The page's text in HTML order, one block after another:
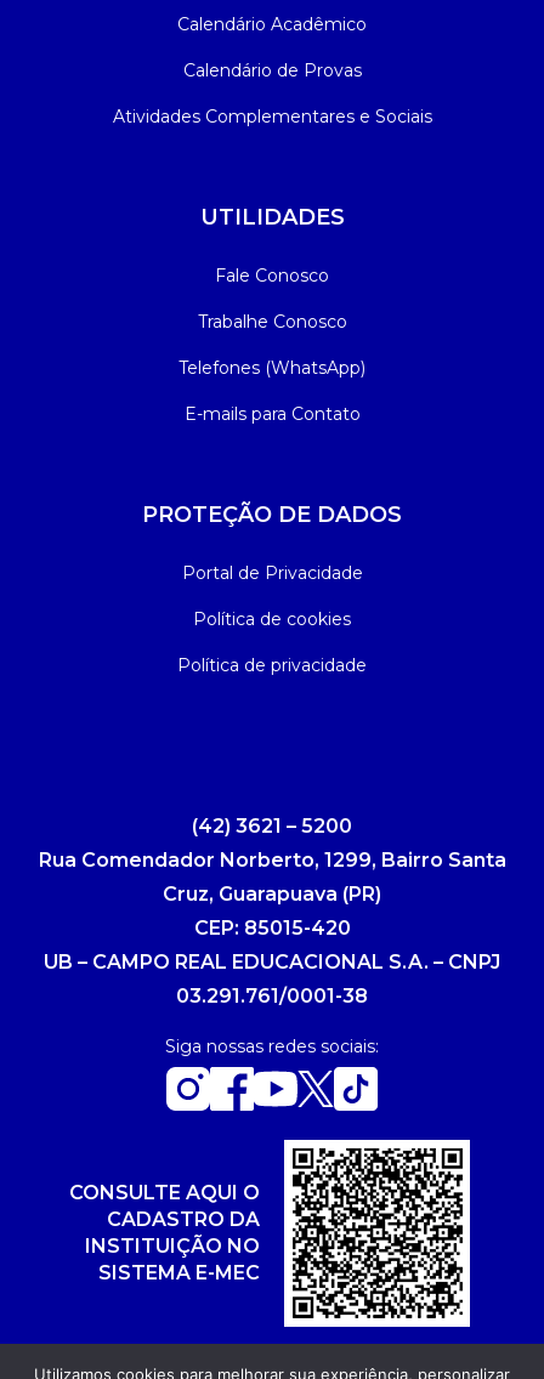
Calendário Acadêmico
Calendário de Provas
Atividades Complementares e Sociais
UTILIDADES
Fale Conosco
Trabalhe Conosco
Telefones (WhatsApp)
E-mails para Contato
PROTEÇÃO DE DADOS
Portal de Privacidade
Política de cookies
Política de privacidade
(42) 3621 – 5200
Rua Comendador Norberto, 1299, Bairro Santa
Cruz, Guarapuava (PR)
CEP: 85015-420
UB – CAMPO REAL EDUCACIONAL S.A. – CNPJ
03.291.761/0001-38
Siga nossas redes sociais:
CONSULTE AQUI O
CADASTRO DA
INSTITUIÇÃO NO
SISTEMA E-MEC
Utilizamos cookies para melhorar sua experiência, personalizar